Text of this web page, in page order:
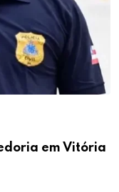
em Vitória